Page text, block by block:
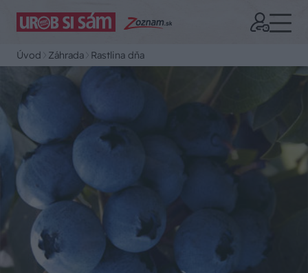
Úvod Záhrada Rastlina dňa